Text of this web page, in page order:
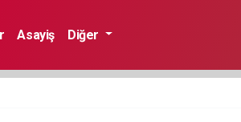
Asayiş Diğer